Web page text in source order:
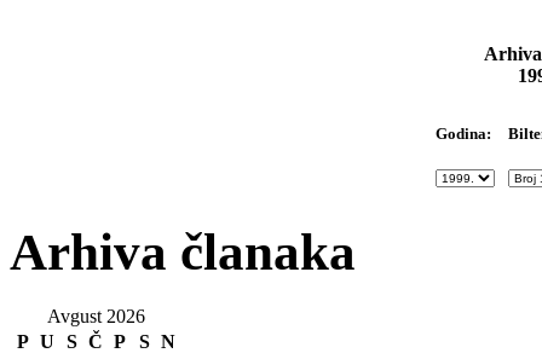
Godina:
Arhiva članaka
Avgust 2026
P U S Č P S N